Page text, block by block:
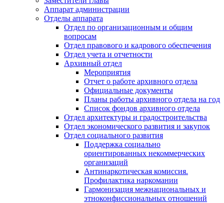
Аппарат администрации
Отделы аппарата
Отдел по организационным и общим
вопросам
Отдел правового и кадрового обеспечения
Отдел учета и отчетности
Архивный отдел
Мероприятия
Отчет о работе архивного отдела
Официальные документы
Планы работы архивного отдела на год
Список фондов архивного отдела
Отдел архитектуры и градостроительства
Отдел экономического развития и закупок
Отдел социального развития
Поддержка социально
ориентированных некоммерческих
организаций
Антинаркотическая комиссия.
Профилактика наркомании
Гармонизация межнациональных и
этноконфиссиональных отношений